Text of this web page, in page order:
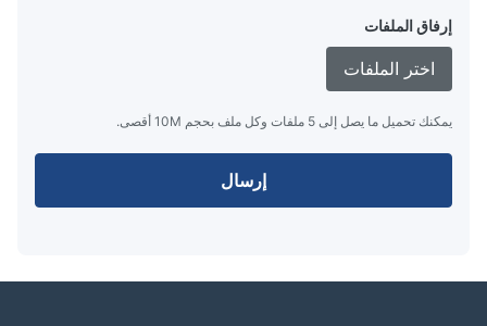
إرفاق الملفات
اختر الملفات
يمكنك تحميل ما يصل إلى 5 ملفات وكل ملف بحجم 10M أقصى.
إرسال